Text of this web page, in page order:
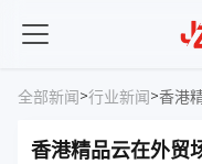
全部新闻>行业新闻>香港
香港精品云在外贸